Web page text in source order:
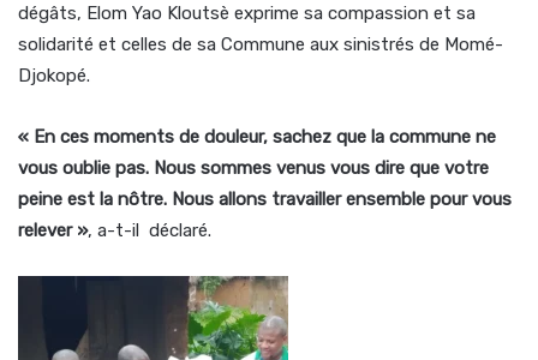
dégâts, Elom Yao Kloutsè exprime sa compassion et sa
solidarité et celles de sa Commune aux sinistrés de Momé-
Djokopé.
« En ces moments de douleur, sachez que la commune ne
vous oublie pas. Nous sommes venus vous dire que votre
peine est la nôtre. Nous allons travailler ensemble pour vous
relever », a-t-il déclaré.